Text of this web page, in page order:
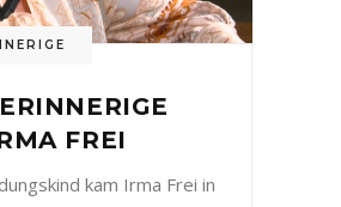
FREI
kam Irma Frei in